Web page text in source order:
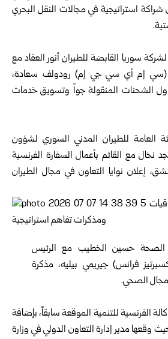
استراتيجية في مجالات النقل البحري
سوريا القابضة للطيران أنور العقاد مع
(سي إم أي سي جي إم) رودولف سعادة،
الشحنات المنقولة جواً وتسويق خدمات
العامة للطيران المدني السوري لشؤون
نخال مع القائم بأعمال السفارة الفرنسية
إعلان نوايا التعاون في مجال الطيران
الصحة حسين الخطيب مع الرئيس
فرانس) جيريمي بيليه، مذكرة
الصحي.
الفرنسية للتنمية الموقعة سابقاً، بإضافة
وقعها مدير إدارة التعاون الدولي في وزارة